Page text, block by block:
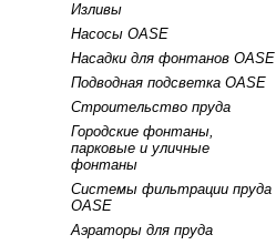
Изливы
Насосы OASE
Насадки для фонтанов OASE
Подводная подсветка OASE
Строительство пруда
Городские фонтаны,
парковые и уличные
фонтаны
Системы фильтрации пруда
OASE
Аэраторы для пруда